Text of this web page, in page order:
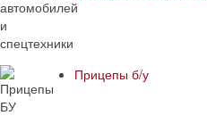
Прицепы б/у